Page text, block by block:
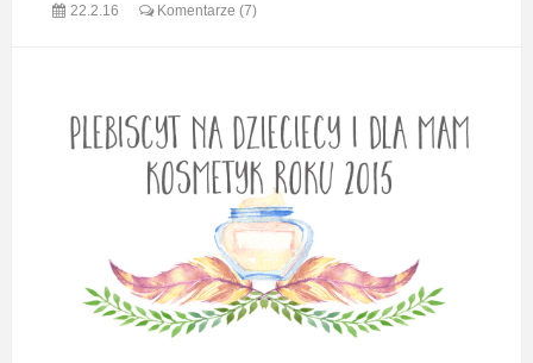
22.2.16 Komentarze (7)